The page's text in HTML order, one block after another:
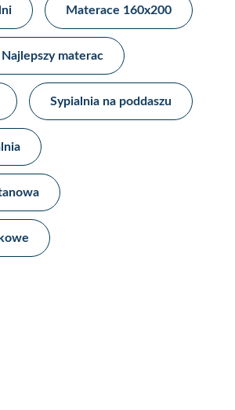
Materace 160x200
Najlepszy materac
Sypialnia na poddaszu